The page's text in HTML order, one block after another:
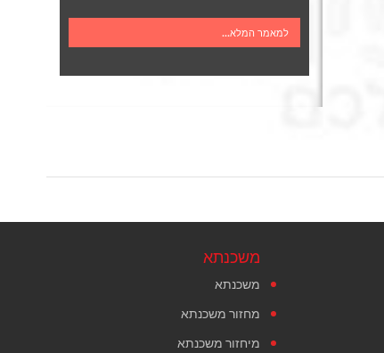
למאמר המלא...
משכנתא
משכנתא
מחזור משכנתא
מיחזור משכנתא